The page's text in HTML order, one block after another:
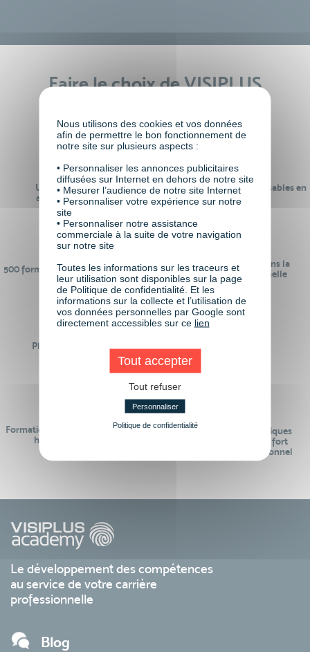
Faire le choix de VISIPLUS
Un réseau de 22 000
anciens participants
100% des formations réalisables en
digital learning
500 formations pour se préparer au
monde de demain
24 ans d'expérience dans la
formation professionnelle
Plus de 50 formations
Des intervenants
Formations réalisables pendant ou
hors temps de travail
Des contenus pédagogiques
« de pointe » et en lien fort
avec le monde professionnel
Le développement des compétences
au service de votre carrière
professionnelle
Blog
Nous utilisons des cookies et vos données
afin de permettre le bon fonctionnement de
notre site sur plusieurs aspects :
• Personnaliser les annonces publicitaires
diffusées sur Internet en dehors de notre site
• Mesurer l’audience de notre site Internet
• Personnaliser votre expérience sur notre
site
• Personnaliser notre assistance
commerciale à la suite de votre navigation
sur notre site
Toutes les informations sur les traceurs et
leur utilisation sont disponibles sur la page
de Politique de confidentialité. Et les
informations sur la collecte et l’utilisation de
vos données personnelles par Google sont
directement accessibles sur ce lien
Tout accepter
Tout refuser
Personnaliser
Politique de confidentialité